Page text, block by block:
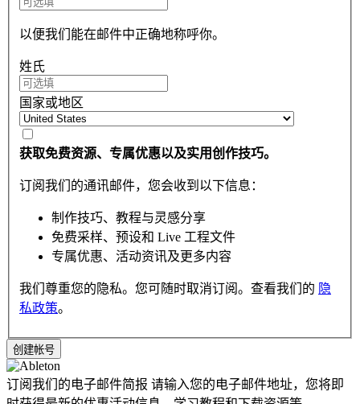
以便我们能在邮件中正确地称呼你。
姓氏
国家或地区
获取免费资源、专属优惠以及实用创作技巧。
订阅我们的通讯邮件，您会收到以下信息：
制作技巧、教程与灵感分享
免费采样、预设和 Live 工程文件
专属优惠、活动资讯及更多内容
我们尊重您的隐私。您可随时取消订阅。查看我们的 隐
私政策。
订阅我们的电子邮件简报 请输入您的电子邮件地址，您将即